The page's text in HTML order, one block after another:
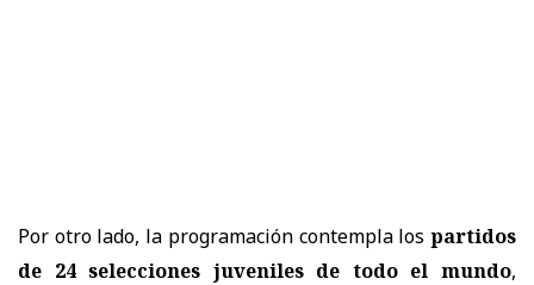
Por otro lado, la programación contempla los partidos
de 24 selecciones juveniles de todo el mundo,